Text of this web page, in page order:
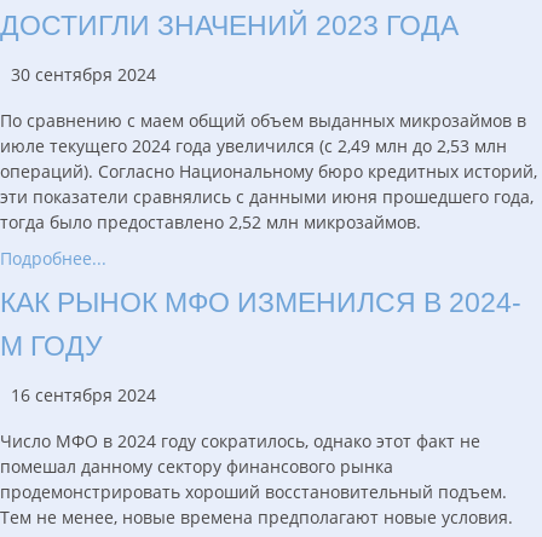
ДОСТИГЛИ ЗНАЧЕНИЙ 2023 ГОДА
30 сентября 2024
По сравнению с маем общий объем выданных микрозаймов в
июле текущего 2024 года увеличился (с 2,49 млн до 2,53 млн
операций). Согласно Национальному бюро кредитных историй,
эти показатели сравнялись с данными июня прошедшего года,
тогда было предоставлено 2,52 млн микрозаймов.
Подробнее...
КАК РЫНОК МФО ИЗМЕНИЛСЯ В 2024-
М ГОДУ
16 сентября 2024
Число МФО в 2024 году сократилось, однако этот факт не
помешал данному сектору финансового рынка
продемонстрировать хороший восстановительный подъем.
Тем не менее, новые времена предполагают новые условия.